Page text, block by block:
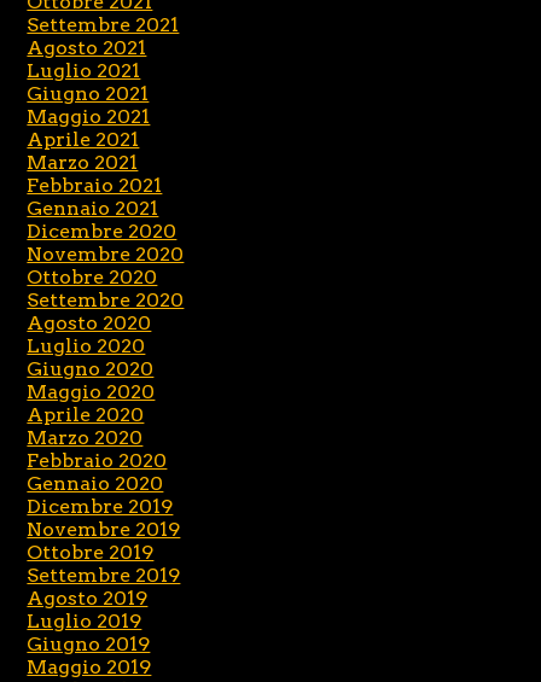
Settembre 2021
Agosto 2021
Luglio 2021
Giugno 2021
Maggio 2021
Aprile 2021
Marzo 2021
Febbraio 2021
Gennaio 2021
Dicembre 2020
Novembre 2020
Ottobre 2020
Settembre 2020
Agosto 2020
Luglio 2020
Giugno 2020
Maggio 2020
Aprile 2020
Marzo 2020
Febbraio 2020
Gennaio 2020
Dicembre 2019
Novembre 2019
Ottobre 2019
Settembre 2019
Agosto 2019
Luglio 2019
Giugno 2019
Maggio 2019